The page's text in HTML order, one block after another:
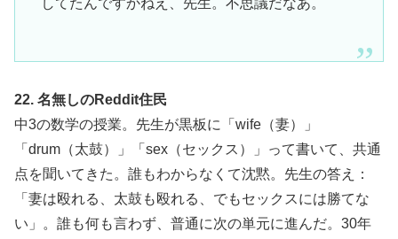
22. 名無しのReddit住民
中3の数学の授業。先生が黒板に「wife（妻）」
「drum（太鼓）」「sex（セックス）」って書いて、共通
点を聞いてきた。誰もわからなくて沈黙。先生の答え：
「妻は殴れる、太鼓も殴れる、でもセックスには勝てな
い」。誰も何も言わず、普通に次の単元に進んだ。30年